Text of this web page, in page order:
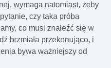
wymaga natomiast, żeby
czy taka próba
co musi znaleźć się w
brzmiała przekonująco, i
bywa ważniejszy od